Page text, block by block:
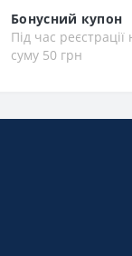
Бонусний купон
Під час реєстрації
суму 50 грн